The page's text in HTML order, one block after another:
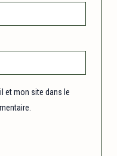
et mon site dans le